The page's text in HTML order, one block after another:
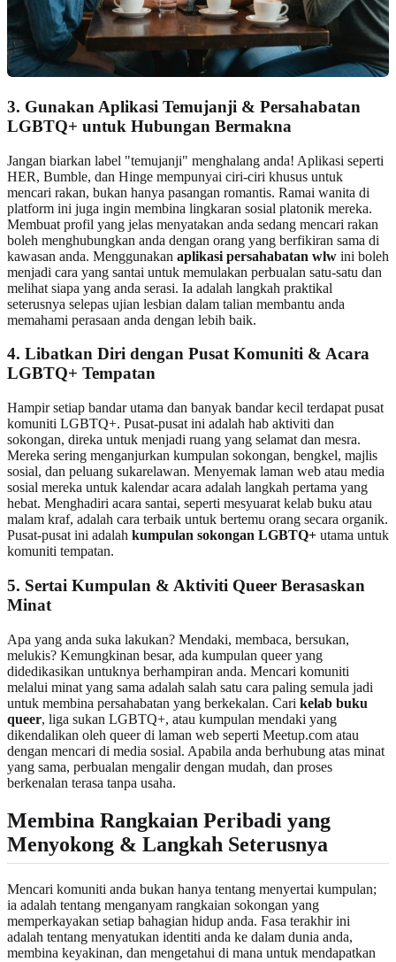
3. Gunakan Aplikasi Temujanji & Persahabatan
LGBTQ+ untuk Hubungan Bermakna
Jangan biarkan label "temujanji" menghalang anda! Aplikasi seperti
HER, Bumble, dan Hinge mempunyai ciri-ciri khusus untuk
mencari rakan, bukan hanya pasangan romantis. Ramai wanita di
platform ini juga ingin membina lingkaran sosial platonik mereka.
Membuat profil yang jelas menyatakan anda sedang mencari rakan
boleh menghubungkan anda dengan orang yang berfikiran sama di
kawasan anda. Menggunakan aplikasi persahabatan wlw ini boleh
menjadi cara yang santai untuk memulakan perbualan satu-satu dan
melihat siapa yang anda serasi. Ia adalah langkah praktikal
seterusnya selepas ujian lesbian dalam talian membantu anda
memahami perasaan anda dengan lebih baik.
4. Libatkan Diri dengan Pusat Komuniti & Acara
LGBTQ+ Tempatan
Hampir setiap bandar utama dan banyak bandar kecil terdapat pusat
komuniti LGBTQ+. Pusat-pusat ini adalah hab aktiviti dan
sokongan, direka untuk menjadi ruang yang selamat dan mesra.
Mereka sering menganjurkan kumpulan sokongan, bengkel, majlis
sosial, dan peluang sukarelawan. Menyemak laman web atau media
sosial mereka untuk kalendar acara adalah langkah pertama yang
hebat. Menghadiri acara santai, seperti mesyuarat kelab buku atau
malam kraf, adalah cara terbaik untuk bertemu orang secara organik.
Pusat-pusat ini adalah kumpulan sokongan LGBTQ+ utama untuk
komuniti tempatan.
5. Sertai Kumpulan & Aktiviti Queer Berasaskan
Minat
Apa yang anda suka lakukan? Mendaki, membaca, bersukan,
melukis? Kemungkinan besar, ada kumpulan queer yang
didedikasikan untuknya berhampiran anda. Mencari komuniti
melalui minat yang sama adalah salah satu cara paling semula jadi
untuk membina persahabatan yang berkekalan. Cari kelab buku
queer, liga sukan LGBTQ+, atau kumpulan mendaki yang
dikendalikan oleh queer di laman web seperti Meetup.com atau
dengan mencari di media sosial. Apabila anda berhubung atas minat
yang sama, perbualan mengalir dengan mudah, dan proses
berkenalan terasa tanpa usaha.
Membina Rangkaian Peribadi yang
Menyokong & Langkah Seterusnya
Mencari komuniti anda bukan hanya tentang menyertai kumpulan;
ia adalah tentang menganyam rangkaian sokongan yang
memperkayakan setiap bahagian hidup anda. Fasa terakhir ini
adalah tentang menyatukan identiti anda ke dalam dunia anda,
membina keyakinan, dan mengetahui di mana untuk mendapatkan